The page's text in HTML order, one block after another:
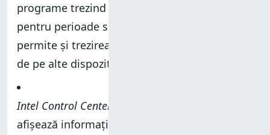
programe trezind periodic sistemul din repaus,
pentru perioade scurte de timp. De asemenea,
permite și trezirea sistemului de la distanță,
de pe alte dispozitive.
Intel Control Center
afișează informații despre sistem și spune că